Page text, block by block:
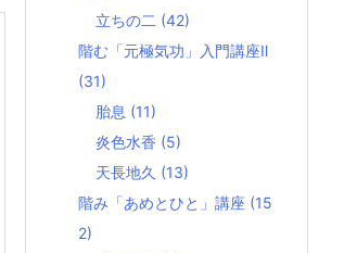
立ちの二 (42)
階む「元極気功」入門講座Ⅱ
(31)
胎息 (11)
炎色水香 (5)
天長地久 (13)
階み「あめとひと」講座 (15
2)